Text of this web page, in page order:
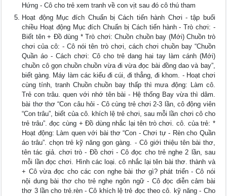
Hứng - Cô cho trẻ xem tranh về con vịt sau đó cô thú tham
Hoạt động Mục đích Chuẩn bị Cách tiến hành Chơi - tập buổi
chiều Hoạt động Mục đích Chuẩn bị Cách tiến hành - Trò chơi: -
Biết tên + Đồ dùng * Trò chơi: Chuồn chuồn bay (Mới) Chuồn trò
chơi của cô: - Cô nói tên trò chơi, cách chơi chuồn bay “Chuồn
Quần áo - Cách chơi: Cô cho trẻ dang hai tay làm cánh (Mới)
chuồn cô gọn chuồn chuồn vừa đi vừa đọc bài đồng dao và bay”,
biết gàng. Máy làm các kiểu đi cúi, đi thẳng, đi khom. - Hoạt chơi
cùng tính, tranh Chuồn chuồn bay thấp thì mưa động: Làm cô.
Trẻ con trâu. quen với nhớ tên bài - Hệ thống Bay vừa thì dâm.
bài thơ thơ “Con câu hỏi - Cô cùng trẻ chơi 2-3 lần, cô động viên
“Con trâu”, biết của cô. khích lệ trẻ chơi, sau mỗi lần chơi cô cho
trẻ trâu”. đọc cùng + Đồ dùng nhắc lại tên trò chơi. cô. của trẻ: *
Hoạt động: Làm quen với bài thơ “Con - Chơi tự - Rèn cho Quần
áo trâu”. chọn trẻ kỹ năng gon gàng. - Cô giới thiệu tên bài thơ,
tên tác giả. chơi trò - Đồ chơi - Cô đọc cho trẻ nghe 2 lần, sau
mỗi lần đọc chơi. Hình các loại. cô nhắc lại tên bài thơ. thành và
+ Cô vừa đọc cho các con nghe bài thơ gì? phát triển - Cô nói
nội dung bài thơ cho trẻ nghe ngôn ngữ - Cô đọc diễn cảm bài
thơ 3 lần cho trẻ.rèn - Cô khích lệ trẻ đọc theo cô. kỹ năng - Cho